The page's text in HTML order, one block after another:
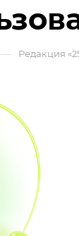
— Редакция